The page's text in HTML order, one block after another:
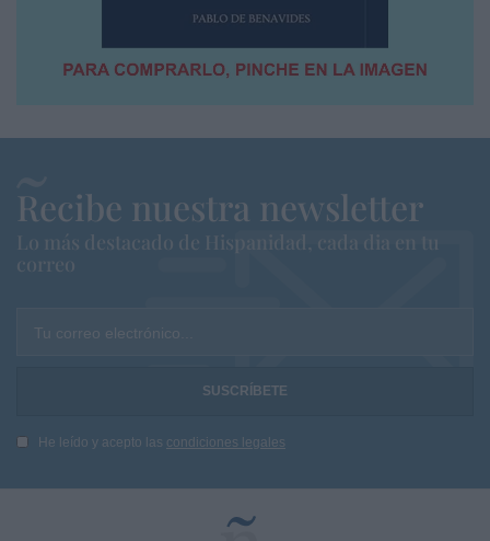
Recibe nuestra newsletter
Lo más destacado de Hispanidad, cada dia en tu
correo
Tu correo electrónico...
He leído y acepto las condiciones legales